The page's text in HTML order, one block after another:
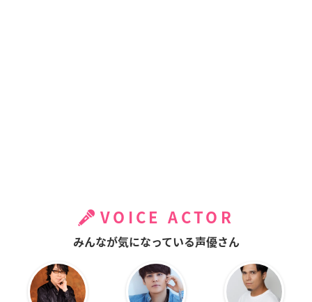
VOICE ACTOR
みんなが気になっている声優さん